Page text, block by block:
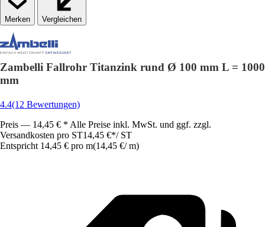
Vergleichen
Zambelli Fallrohr Titanzink rund Ø 100 mm L = 1000
mm
4.4(12 Bewertungen)
Preis — 14,45 € * Alle Preise inkl. MwSt. und ggf. zzgl.
Versandkosten pro ST14,45 €*/ ST
Entspricht 14,45 € pro m(14,45 €/ m)